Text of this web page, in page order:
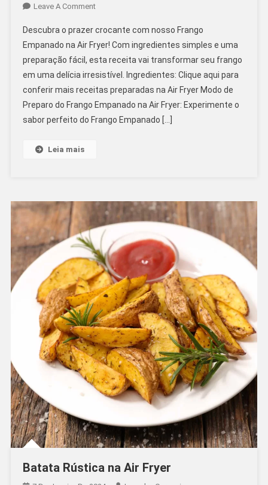
Leave A CommentOn
Empanado
Na
Air
Fryer
Descubra o prazer crocante com nosso Frango
Empanado na Air Fryer! Com ingredientes simples e uma
preparação fácil, esta receita vai transformar seu frango
em uma delícia irresistível. Ingredientes: Clique aqui para
conferir mais receitas preparadas na Air Fryer Modo de
Preparo do Frango Empanado na Air Fryer: Experimente o
sabor perfeito do Frango Empanado […]
Leia mais
Batata Rústica na Air Fryer